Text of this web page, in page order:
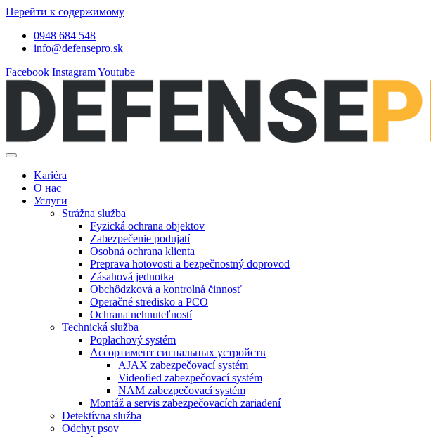
Перейти к содержимому
0948 684 548
info@defensepro.sk
Facebook InstagramYoutube
Kariéra
О нас
Услуги
Strážna služba
Fyzická ochrana objektov
Zabezpečenie podujatí
Osobná ochrana klienta
Preprava hotovosti a bezpečnostný doprovod
Zásahová jednotka
Obchôdzková a kontrolná činnosť
Operačné stredisko a PCO
Ochrana nehnuteľností
Technická služba
Poplachový systém
Ассортимент сигнальных устройств
AJAX zabezpečovací systém
Videofied zabezpečovací systém
NAM zabezpečovací systém
Montáž a servis zabezpečovacích zariadení
Detektívna služba
Odchyt psov